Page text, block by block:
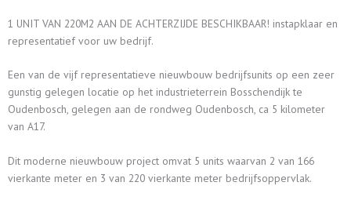
1 UNIT VAN 220M2 AAN DE ACHTERZIJDE BESCHIKBAAR! instapklaar en
representatief voor uw bedrijf.
Een van de vijf representatieve nieuwbouw bedrijfsunits op een zeer
gunstig gelegen locatie op het industrieterrein Bosschendijk te
Oudenbosch, gelegen aan de rondweg Oudenbosch, ca 5 kilometer
van A17.
Dit moderne nieuwbouw project omvat 5 units waarvan 2 van 166
vierkante meter en 3 van 220 vierkante meter bedrijfsoppervlak.